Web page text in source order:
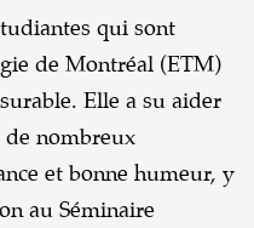
qui sont
de Montréal (ETM)
Elle a su aider
de nombreux
et bonne humeur, y
au Séminaire